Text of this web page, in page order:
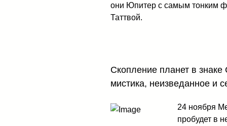
они Юпитер с самым тонким
Таттвой.
Cкопление планет в знаке
мистика, неизведанное и
24 ноября
пробудет в